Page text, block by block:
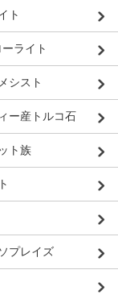
ト
ライト
シスト
ー産トルコ石
ト族
プレイズ